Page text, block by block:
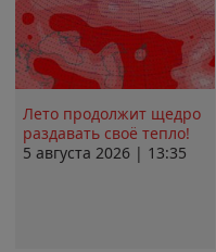
Лето продолжит щедро
раздавать своё тепло!
5 августа 2026 | 13:35